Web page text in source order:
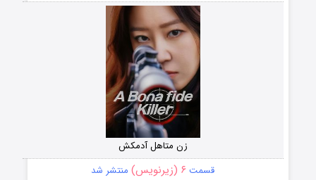
زن متاهل آدمکش
قسمت ۶ (زیرنویس) منتشر شد